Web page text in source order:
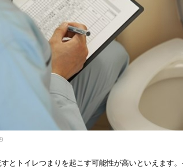
とトイレつまりを起こす可能性が高いといえます